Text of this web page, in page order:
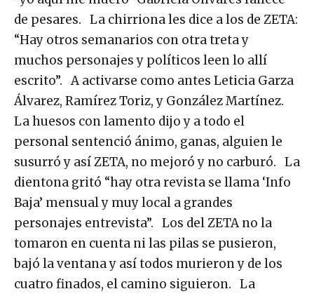
de pesares. La chirriona les dice a los de ZETA:
“Hay otros semanarios con otra treta y
muchos personajes y políticos leen lo allí
escrito”. A activarse como antes Leticia Garza
Álvarez, Ramírez Toriz, y González Martínez.
La huesos con lamento dijo y a todo el
personal sentenció ánimo, ganas, alguien le
susurró y así ZETA, no mejoró y no carburó. La
dientona gritó “hay otra revista se llama ‘Info
Baja’ mensual y muy local a grandes
personajes entrevista”. Los del ZETA no la
tomaron en cuenta ni las pilas se pusieron,
bajó la ventana y así todos murieron y de los
cuatro finados, el camino siguieron. La